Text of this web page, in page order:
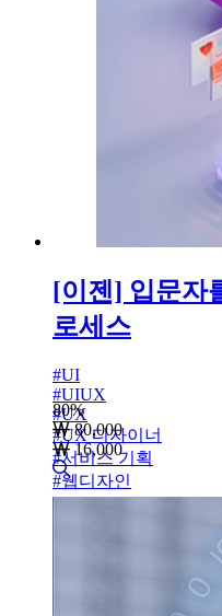
[이젠] 입문자
로세스
#UI
#UIUX
#UX
#UX 디자이너
#서비스 기획
#웹디자인
80%
80,000
16,000